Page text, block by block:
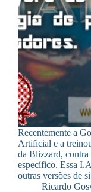
Recentemente a
Artificial e a
da Blizzard, contra
específico. Essa
outras versões de
Ricardo